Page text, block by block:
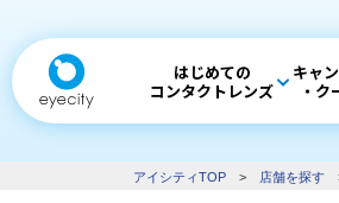
はじめての
コンタクトレンズ
キャ
・ク
アイシティTOP > 店舗を探す